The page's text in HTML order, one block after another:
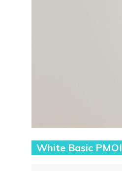
White Basic PMOI